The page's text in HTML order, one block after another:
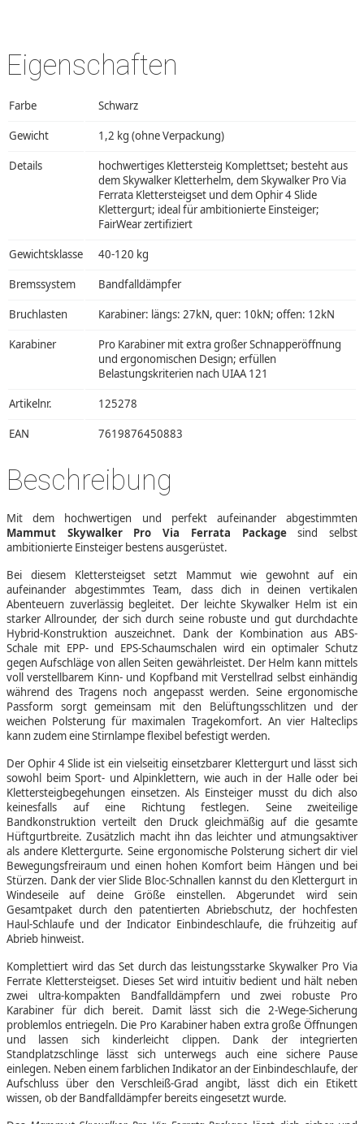
Eigenschaften
Farbe Schwarz
Gewicht 1,2 kg (ohne Verpackung)
Details
hochwertiges Klettersteig Komplettset; besteht aus
dem Skywalker Kletterhelm, dem Skywalker Pro Via
Ferrata Klettersteigset und dem Ophir 4 Slide
Klettergurt; ideal für ambitionierte Einsteiger;
FairWear zertifiziert
Gewichtsklasse 40-120 kg
Bremssystem Bandfalldämpfer
Bruchlasten Karabiner: längs: 27kN, quer: 10kN; offen: 12kN
Karabiner
Pro Karabiner mit extra großer Schnapperöffnung
und ergonomischen Design; erfüllen
Belastungskriterien nach UIAA 121
Artikelnr. 125278
EAN 7619876450883
Beschreibung
Mit dem hochwertigen und perfekt aufeinander abgestimmten
Mammut Skywalker Pro Via Ferrata Packagesind selbst
ambitionierte Einsteiger bestens ausgerüstet.
Bei diesem Klettersteigset setzt Mammut wie gewohnt auf ein
aufeinander abgestimmtes Team, dass dich in deinen vertikalen
Abenteuern zuverlässig begleitet. Der leichte Skywalker Helm ist ein
starker Allrounder, der sich durch seine robuste und gut durchdachte
Hybrid-Konstruktion auszeichnet. Dank der Kombination aus ABS-
Schale mit EPP- und EPS-Schaumschalen wird ein optimaler Schutz
gegen Aufschläge von allen Seiten gewährleistet. Der Helm kann mittels
voll verstellbarem Kinn- und Kopfband mit Verstellrad selbst einhändig
während des Tragens noch angepasst werden. Seine ergonomische
Passform sorgt gemeinsam mit den Belüftungsschlitzen und der
weichen Polsterung für maximalen Tragekomfort. An vier Halteclips
kann zudem eine Stirnlampe flexibel befestigt werden.
Der Ophir 4 Slide ist ein vielseitig einsetzbarer Klettergurt und lässt sich
sowohl beim Sport- und Alpinklettern, wie auch in der Halle oder bei
Klettersteigbegehungen einsetzen. Als Einsteiger musst du dich also
keinesfalls auf eine Richtung festlegen. Seine zweiteilige
Bandkonstruktion verteilt den Druck gleichmäßig auf die gesamte
Hüftgurtbreite. Zusätzlich macht ihn das leichter und atmungsaktiver
als andere Klettergurte. Seine ergonomische Polsterung sichert dir viel
Bewegungsfreiraum und einen hohen Komfort beim Hängen und bei
Stürzen. Dank der vier Slide Bloc-Schnallen kannst du den Klettergurt in
Windeseile auf deine Größe einstellen. Abgerundet wird sein
Gesamtpaket durch den patentierten Abriebschutz, der hochfesten
Haul-Schlaufe und der Indicator Einbindeschlaufe, die frühzeitig auf
Abrieb hinweist.
Komplettiert wird das Set durch das leistungsstarke Skywalker Pro Via
Ferrate Klettersteigset. Dieses Set wird intuitiv bedient und hält neben
zwei ultra-kompakten Bandfalldämpfern und zwei robuste Pro
Karabiner für dich bereit. Damit lässt sich die 2-Wege-Sicherung
problemlos entriegeln. Die Pro Karabiner haben extra große Öffnungen
und lassen sich kinderleicht clippen. Dank der integrierten
Standplatzschlinge lässt sich unterwegs auch eine sichere Pause
einlegen. Neben einem farblichen Indikator an der Einbindeschlaufe, der
Aufschluss über den Verschleiß-Grad angibt, lässt dich ein Etikett
wissen, ob der Bandfalldämpfer bereits eingesetzt wurde.